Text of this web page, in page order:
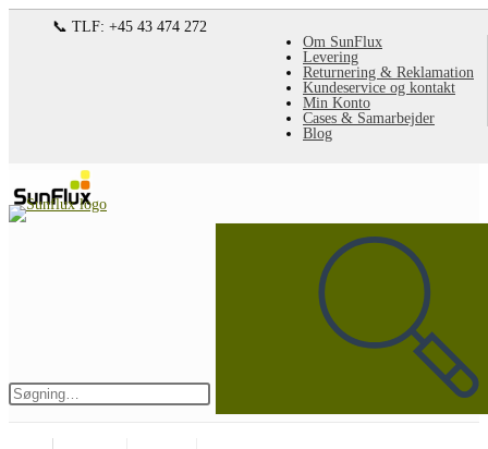
Om SunFlux
Levering
Returnering & Reklamation
Kundeservice og kontakt
Min Konto
Cases & Samarbejder
Blog
📞 TLF: +45 43 474 272